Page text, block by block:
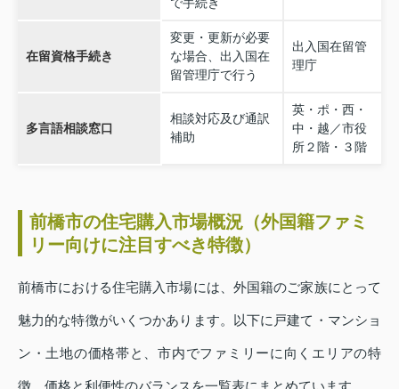
在留資格手続き
変更・更新が必要
な場合、出入国在
留管理庁で行う
出入国在留管
理庁
多言語相談窓口
相談対応及び通訳
補助
英・ポ・西・
中・越／市役
所２階・３階
前橋市の住宅購入市場概況（外国籍ファミ
リー向けに注目すべき特徴）
前橋市における住宅購入市場には、外国籍のご家族にとって
魅力的な特徴がいくつかあります。以下に戸建て・マンショ
ン・土地の価格帯と、市内でファミリーに向くエリアの特
徴、価格と利便性のバランスを一覧表にまとめています。